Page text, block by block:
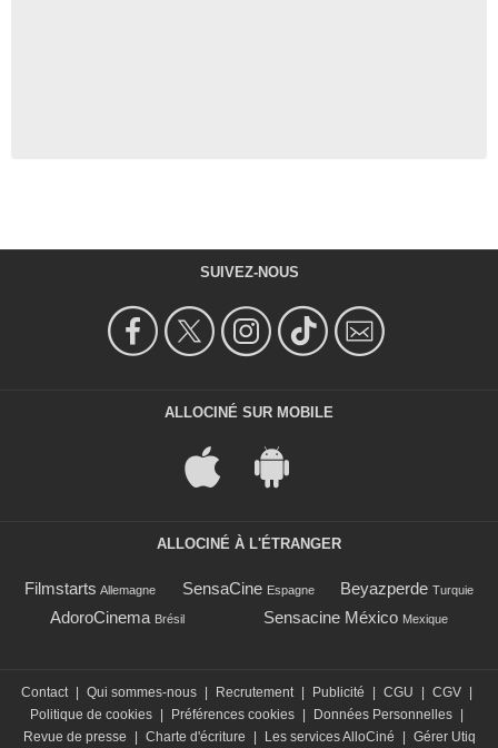
SUIVEZ-NOUS
ALLOCINÉ SUR MOBILE
ALLOCINÉ À L'ÉTRANGER
Filmstarts Allemagne SensaCine Espagne Beyazperde Turquie
AdoroCinema Brésil Sensacine México Mexique
Contact Qui sommes-nous Recrutement Publicité CGU CGV
Politique de cookies
Préférences cookies Données Personnelles
Revue de presse
Charte d'écriture Les services AlloCiné Gérer Utiq